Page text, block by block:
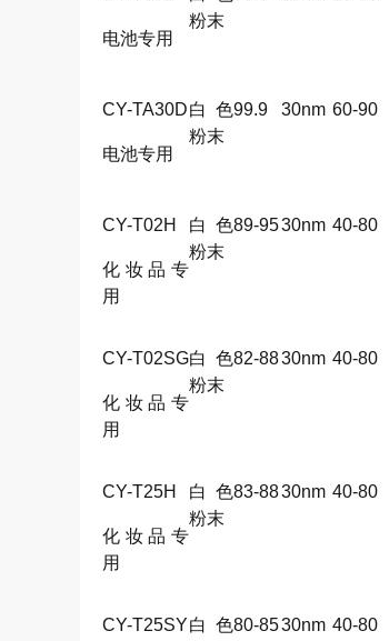
电池专用
粉末
CY-TA30D
电池专用
白色
粉末
99.9 30nm 60-90
CY-T02H
化妆品专
用
白色
粉末
89-9530nm 40-80
CY-T02SG
化妆品专
用
白色
粉末
82-8830nm 40-80
CY-T25H
化妆品专
用
白色
粉末
83-8830nm 40-80
CY-T25SY白色80-8530nm 40-80